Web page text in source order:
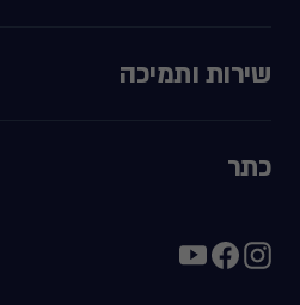
שירות ותמיכה
כתר